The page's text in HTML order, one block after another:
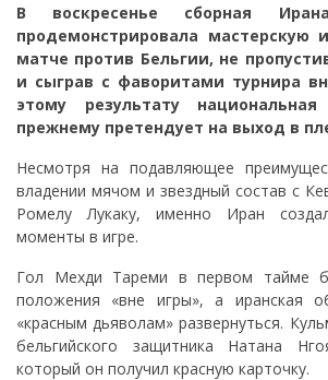
В воскресенье сборная
продемонстрировала мастерскую
матче против Бельгии, не
и сыграв с фаворитами турнира
этому результату
прежнему претендует на выход в
Несмотря на подавляющее
владении мячом и звездный состав с
Ромелу Лукаку, именно Иран
моменты в игре.
Гол Мехди Тареми в первом тайме
положения «вне игры», а иранская
«красным дьяволам» развернуться.
бельгийского защитника Натана
который он получил красную карточку.